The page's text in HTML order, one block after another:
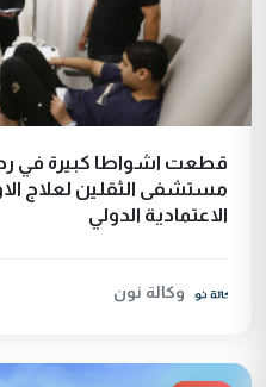
قطعت اشواطا كبيرة في
مستشفى الثقلين لعلاج
الاعتمادية الدولي
وكالة نون